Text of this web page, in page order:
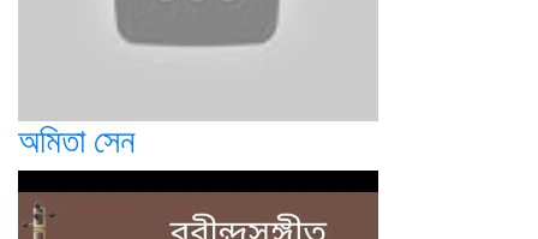
অমিতা সেন